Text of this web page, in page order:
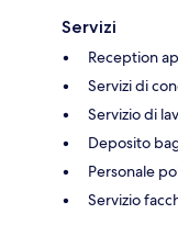
Servizi
Reception
Servizi di
Servizio di
Deposito
Personale
Servizio